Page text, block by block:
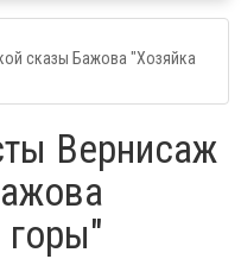
сказы Бажова "Хозяйка
Вернисаж